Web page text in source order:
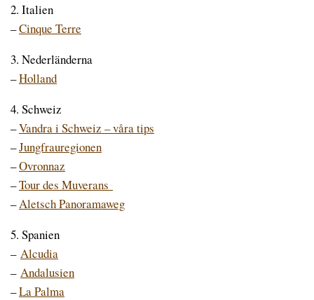
2. Italien
–Cinque Terre
3. Nederländerna
–Holland
4. Schweiz
–Vandra i Schweiz – våra tips
–Jungfrauregionen
–Ovronnaz
–Tour des Muverans
–Aletsch Panoramaweg
5. Spanien
– Alcudia
– Andalusien
–La Palma